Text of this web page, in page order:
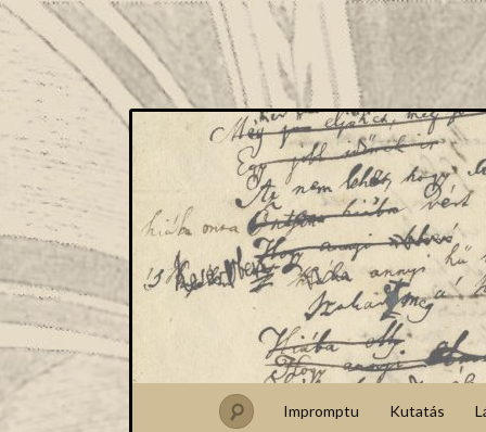
Impromptu Kutatás